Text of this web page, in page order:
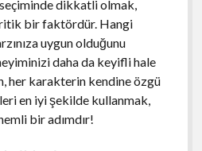
dikkatli olmak,
bir faktördür. Hangi
uygun olduğunu
daha da keyifli hale
her karakterin kendine özgü
en iyi şekilde kullanmak,
bir adımdır!